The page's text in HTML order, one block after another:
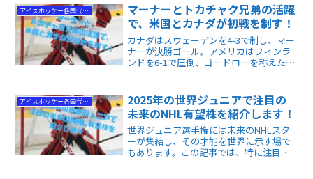
アイスホッケー各国代表情報
マーナーとトカチャク兄弟の活躍
で、米国とカナダが初戦を制す！
カナダはスウェーデンを4-3で制し、マー
ナーが決勝ゴール。アメリカはフィンラ
ンドを6-1で圧倒、ゴードローを称えた試
アイスホッケー各国代表情報
2025年の世界ジュニアで注目の
未来のNHL有望株を紹介します！
世界ジュニア選手権には未来のNHLスタ
ーが集結し、その才能を世界に示す場で
もあります。この記事では、特に注目す